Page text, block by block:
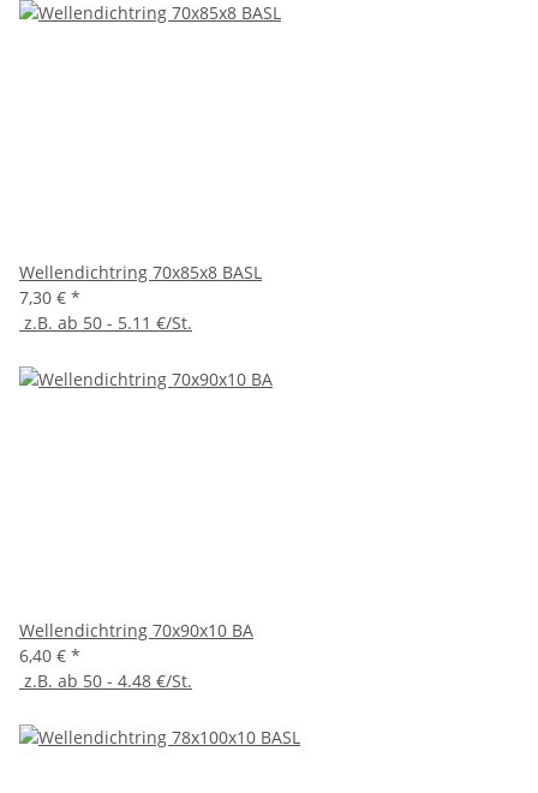
Wellendichtring 70x85x8 BASL
7,30 € *
z.B. ab 50 - 5.11 €/St.
Wellendichtring 70x90x10 BA
6,40 € *
z.B. ab 50 - 4.48 €/St.